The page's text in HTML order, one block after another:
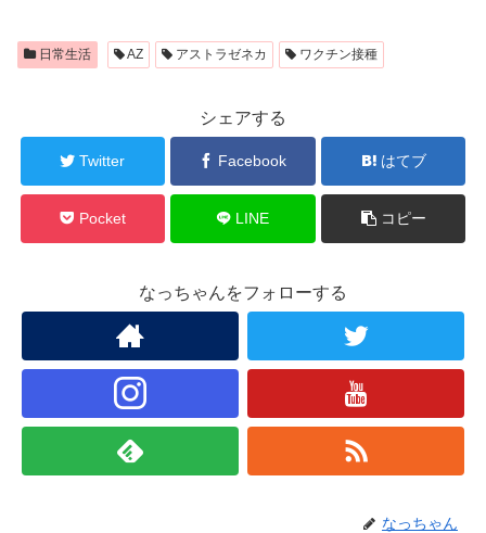
日常生活 AZ アストラゼネカ ワクチン接種
シェアする
Twitter Facebook はてブ
Pocket LINE コピー
なっちゃんをフォローする
なっちゃん